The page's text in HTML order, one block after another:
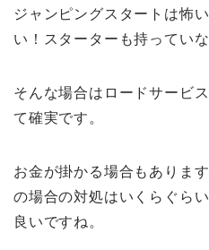
ジャンピングスタートは怖
い！スターターも持っていな
そんな場合はロードサービ
て確実です。
お金が掛かる場合もありま
の場合の対処はいくらぐら
良いですね。